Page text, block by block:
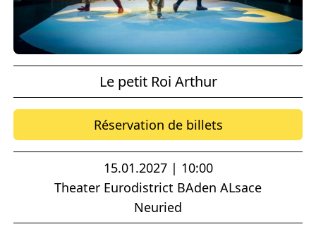
Le petit Roi Arthur
Réservation de billets
15.01.2027 | 10:00
Theater Eurodistrict BAden ALsace
Neuried